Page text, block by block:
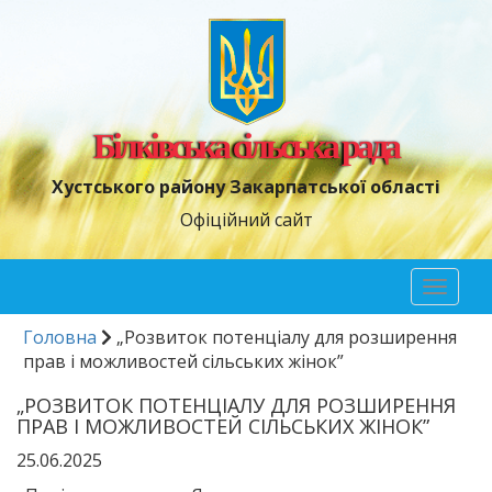
Білківська сільська рада
Хустського району Закарпатської області
Офіційний сайт
Toggle
Головна
„Розвиток потенціалу для розширення
прав і можливостей сільських жінок”
„РОЗВИТОК ПОТЕНЦІАЛУ ДЛЯ РОЗШИРЕННЯ
ПРАВ І МОЖЛИВОСТЕЙ СІЛЬСЬКИХ ЖІНОК”
25.06.2025